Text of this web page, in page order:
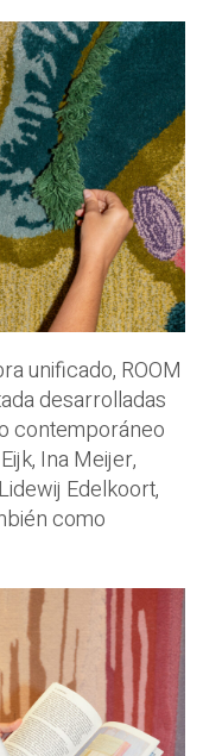
unificado, ROOM
desarrolladas
contemporáneo
Ina Meijer,
Edelkoort,
como